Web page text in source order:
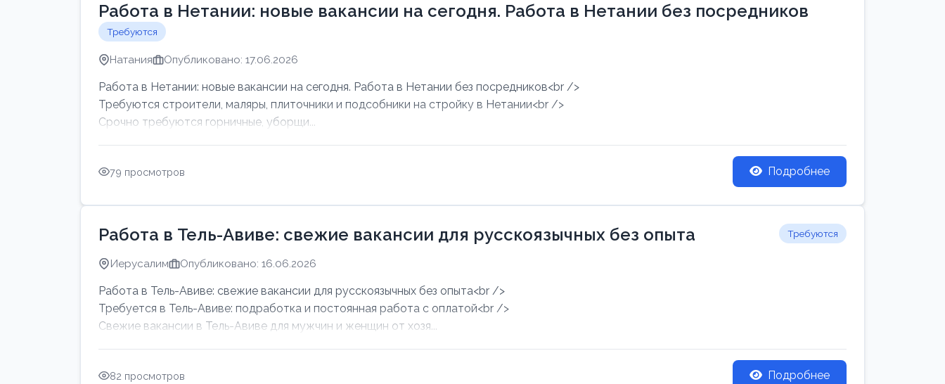
Работа в Нетании: новые вакансии на сегодня. Работа в Нетании без посредников
Требуются
Натания Опубликовано: 17.06.2026
Работа в Нетании: новые вакансии на сегодня. Работа в Нетании без посредников<br />
Требуются строители, маляры, плиточники и подсобники на стройку в Нетании<br />
Срочно требуются горничные, уборщи...
79 просмотров Подробнее
Работа в Тель-Авиве: свежие вакансии для русскоязычных без опыта Требуются
Иерусалим Опубликовано: 16.06.2026
Работа в Тель-Авиве: свежие вакансии для русскоязычных без опыта<br />
Требуется в Тель-Авиве: подработка и постоянная работа с оплатой<br />
Свежие вакансии в Тель-Авиве для мужчин и женщин от хозя...
82 просмотров Подробнее